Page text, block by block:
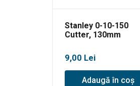
Stanley 0-10-150
Cutter, 130mm
9,00 Lei
Adaugă în coș